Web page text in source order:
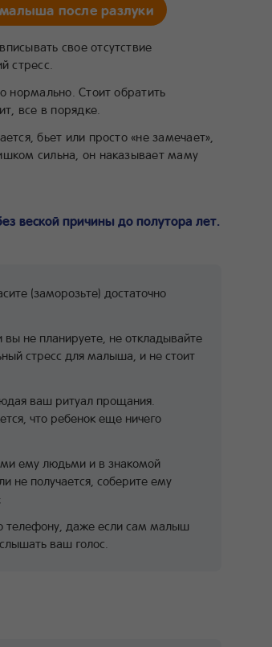
после разлуки
свое отсутствие
стресс.
нормально. Стоит обратить
все в порядке.
бьет или просто «не замечает»,
сильна, он наказывает маму
веской причины до полутора лет.
(заморозьте) достаточно
не планируете, не откладывайте
стресс для малыша, и не стоит
ваш ритуал прощания.
что ребенок еще ничего
ему людьми и в знакомой
не получается, соберите ему
телефону, даже если сам малыш
ваш голос.